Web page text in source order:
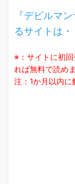
『デビルマ
るサイトは・
※：サイトに初
れば無料で読めま
注：1か月以内